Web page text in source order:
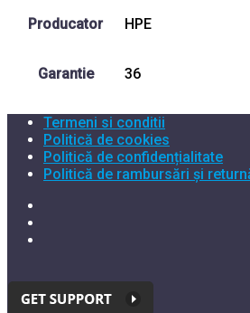
Producator HPE
Garantie 36
Termeni si conditii
Politică de cookies
Politică de confidențialitate
Politică de rambursări și